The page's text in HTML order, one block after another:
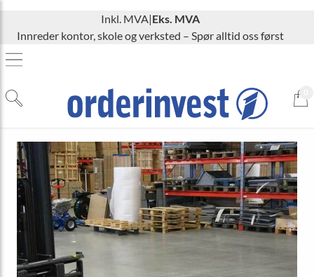
Inkl. MVA|Eks. MVA
Innreder kontor, skole og verksted – Spør alltid oss først